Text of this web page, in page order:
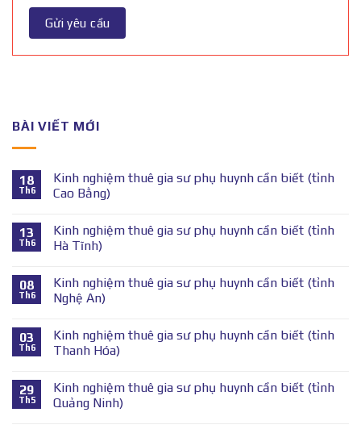
BÀI VIẾT MỚI
18
Th6
Kinh nghiệm thuê gia sư phụ huynh cần biết (tỉnh
Cao Bằng)
13
Th6
Kinh nghiệm thuê gia sư phụ huynh cần biết (tỉnh
Hà Tĩnh)
08
Th6
Kinh nghiệm thuê gia sư phụ huynh cần biết (tỉnh
Nghệ An)
03
Th6
Kinh nghiệm thuê gia sư phụ huynh cần biết (tỉnh
Thanh Hóa)
29
Th5
Kinh nghiệm thuê gia sư phụ huynh cần biết (tỉnh
Quảng Ninh)